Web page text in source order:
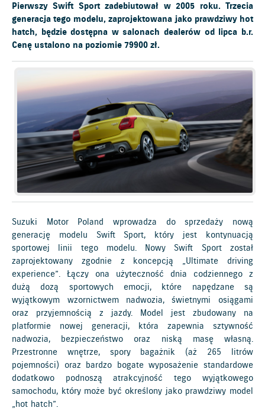
Pierwszy Swift Sport zadebiutował w 2005 roku. Trzecia
generacja tego modelu, zaprojektowana jako prawdziwy hot
hatch, będzie dostępna w salonach dealerów od lipca b.r.
Cenę ustalono na poziomie 79 900 zł.
Suzuki Motor Poland wprowadza do sprzedaży nową
generację modelu Swift Sport, który jest kontynuacją
sportowej linii tego modelu. Nowy Swift Sport został
zaprojektowany zgodnie z koncepcją „Ultimate driving
experience”. Łączy ona użyteczność dnia codziennego z
dużą dozą sportowych emocji, które napędzane są
wyjątkowym wzornictwem nadwozia, świetnymi osiągami
oraz przyjemnością z jazdy. Model jest zbudowany na
platformie nowej generacji, która zapewnia sztywność
nadwozia, bezpieczeństwo oraz niską masę własną.
Przestronne wnętrze, spory bagażnik (aż 265 litrów
pojemności) oraz bardzo bogate wyposażenie standardowe
dodatkowo podnoszą atrakcyjność tego wyjątkowego
samochodu, który może być określony jako prawdziwy model
„hot hatch”.